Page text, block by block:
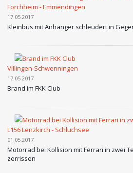
Forchheim - Emmendingen
17.05.2017
Kleinbus mit Anhänger schleudert in
Villingen-Schwenningen
17.05.2017
Brand im FKK Club
L156 Lenzkirch - Schluchsee
01.05.2017
Motorrad bei Kollision mit Ferrari in zwei
zerrissen